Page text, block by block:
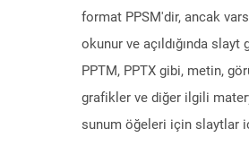
format PPSM'dir, ancak
okunur ve açıldığında
PPTM, PPTX gibi, metin,
grafikler ve diğer ilgili
sunum öğeleri için slaytlar